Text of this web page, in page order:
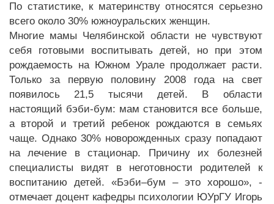
По статистике, к материнству относятся серьезно
всего около 30% южноуральских женщин.
Многие мамы Челябинской области не чувствуют
себя готовыми воспитывать детей, но при этом
рождаемость на Южном Урале продолжает расти.
Только за первую половину 2008 года на свет
появилось 21,5 тысячи детей. В области
настоящий бэби-бум: мам становится все больше,
а второй и третий ребенок рождаются в семьях
чаще. Однако 30% новорожденных сразу попадают
на лечение в стационар. Причину их болезней
специалисты видят в неготовности родителей к
воспитанию детей. «Бэби–бум – это хорошо», -
отмечает доцент кафедры психологии ЮУрГУ Игорь